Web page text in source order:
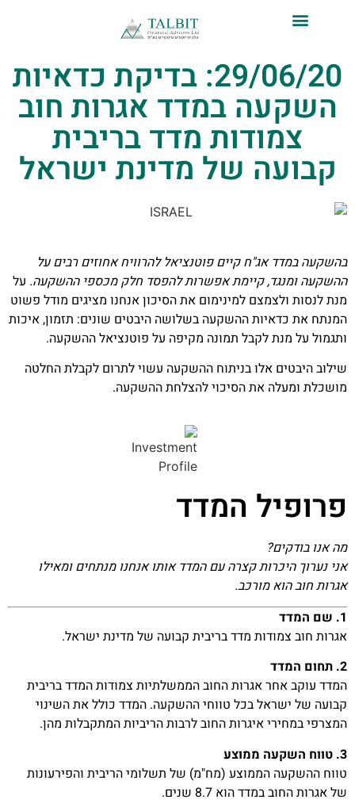
29/06/20: בדיקת כדאיות
השקעה במדד אגרות חוב
צמודות מדד בריבית
קבועה של מדינת ישראל
בהשקעה במדד אג"ח קיים פוטנציאל להרוויח אחוזים רבים על
ההשקעה ומנגד, קיימת אפשרות להפסד חלק מכספי ההשקעה. על
מנת לנסות ולצמצם למינימום את הסיכון אנחנו מציגים מודל פשוט
המנתח את כדאיות ההשקעה בשלושה היבטים שונים: תזמון, איכות
ותגמול על מנת לקבל תמונה מקיפה על פוטנציאל ההשקעה.
שילוב היבטים אלו בניתוח ההשקעה עשוי לתרום לקבלת החלטה
מושכלת ומעלה את הסיכוי להצלחת ההשקעה.
פרופיל המדד
מה אנו בודקים?
אני נערוך היכרות קצרה עם המדד אותו אנחנו מנתחים ומאילו
אגרות חוב הוא מורכב.
1. שם המדד
אגרות חוב צמודות מדד בריבית קבועה של מדינת ישראל.
2. תחום המדד
המדד עוקב אחר אגרות החוב הממשלתיות צמודות המדד בריבית
קבועה של ישראל בכל טווחי ההשקעה. המדד כולל את השינוי
המצרפי במחירי איגרות החוב לרבות הריביות המתקבלות מהן.
3. טווח השקעה ממוצע
טווח ההשקעה הממוצע (מח"מ) של תשלומי הריבית והפירעונות
של אגרות החוב במדד הוא 8.7 שנים.